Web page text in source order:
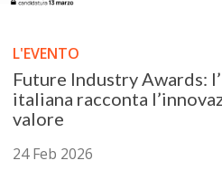
L'EVENTO
Future Industry Awards:
italiana racconta
valore
24 Feb 2026